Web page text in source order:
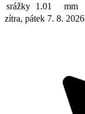
srážky 1.01
mm
zítra, pátek 7. 8. 2026